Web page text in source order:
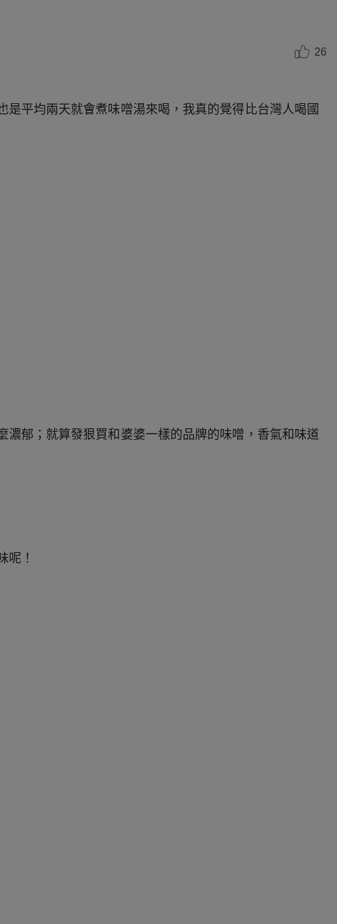
26
平均兩天就會煮味噌湯來喝，我真的覺得比台灣人喝國
郁；就算發狠買和婆婆一樣的品牌的味噌，香氣和味道
呢！